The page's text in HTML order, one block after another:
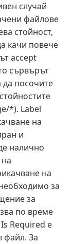
случай
файлове
стойност,
качи повече
accept
сървърът
посочите
*). Label
на
и
налично
на
за
за
по време
Required е
файл. За